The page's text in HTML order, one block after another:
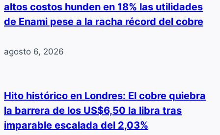
altos costos hunden en 18% las utilidades
de Enami pese a la racha récord del cobre
agosto 6, 2026
Hito histórico en Londres: El cobre quiebra
la barrera de los US$6,50 la libra tras
imparable escalada del 2,03%